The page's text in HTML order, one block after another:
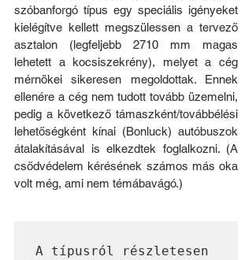
szóbanforgó típus egy speciális igényeket
kielégítve kellett megszülessen a tervező
asztalon (legfeljebb 2710 mm magas
lehetett a kocsiszekrény), melyet a cég
mérnökei sikeresen megoldottak. Ennek
ellenére a cég nem tudott tovább üzemelni,
pedig a következő támaszként/továbbélési
lehetőségként kínai (Bonluck) autóbuszok
átalakításával is elkezdtek foglalkozni. (A
csődvédelem kérésének számos más oka
volt még, ami nem témábavágó.)